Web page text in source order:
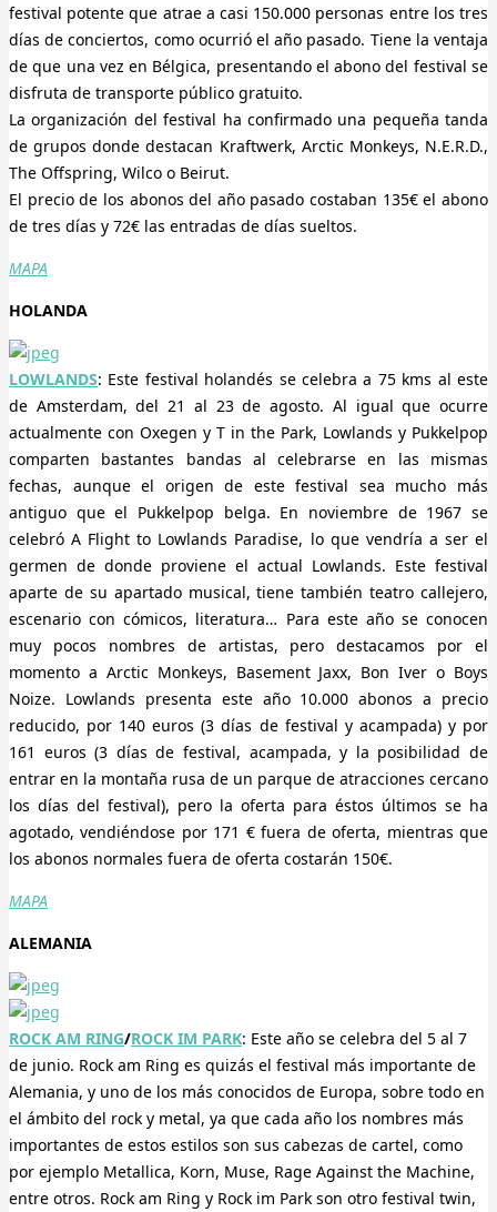
festival potente que atrae a casi 150.000 personas entre los tres
días de conciertos, como ocurrió el año pasado. Tiene la ventaja
de que una vez en Bélgica, presentando el abono del festival se
disfruta de transporte público gratuito.
La organización del festival ha confirmado una pequeña tanda
de grupos donde destacan Kraftwerk, Arctic Monkeys, N.E.R.D.,
The Offspring, Wilco o Beirut.
El precio de los abonos del año pasado costaban 135€ el abono
de tres días y 72€ las entradas de días sueltos.
MAPA
HOLANDA
LOWLANDS: Este festival holandés se celebra a 75 kms al este
de Amsterdam, del 21 al 23 de agosto. Al igual que ocurre
actualmente con Oxegen y T in the Park, Lowlands y Pukkelpop
comparten bastantes bandas al celebrarse en las mismas
fechas, aunque el origen de este festival sea mucho más
antiguo que el Pukkelpop belga. En noviembre de 1967 se
celebró A Flight to Lowlands Paradise, lo que vendría a ser el
germen de donde proviene el actual Lowlands. Este festival
aparte de su apartado musical, tiene también teatro callejero,
escenario con cómicos, literatura… Para este año se conocen
muy pocos nombres de artistas, pero destacamos por el
momento a Arctic Monkeys, Basement Jaxx, Bon Iver o Boys
Noize. Lowlands presenta este año 10.000 abonos a precio
reducido, por 140 euros (3 días de festival y acampada) y por
161 euros (3 días de festival, acampada, y la posibilidad de
entrar en la montaña rusa de un parque de atracciones cercano
los días del festival), pero la oferta para éstos últimos se ha
agotado, vendiéndose por 171 € fuera de oferta, mientras que
los abonos normales fuera de oferta costarán 150€.
MAPA
ALEMANIA
ROCK AM RING/ROCK IM PARK: Este año se celebra del 5 al 7
de junio. Rock am Ring es quizás el festival más importante de
Alemania, y uno de los más conocidos de Europa, sobre todo en
el ámbito del rock y metal, ya que cada año los nombres más
importantes de estos estilos son sus cabezas de cartel, como
por ejemplo Metallica, Korn, Muse, Rage Against the Machine,
entre otros. Rock am Ring y Rock im Park son otro festival twin,